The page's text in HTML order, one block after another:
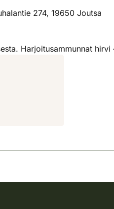
274, 19650 Joutsa
Harjoitusammunnat